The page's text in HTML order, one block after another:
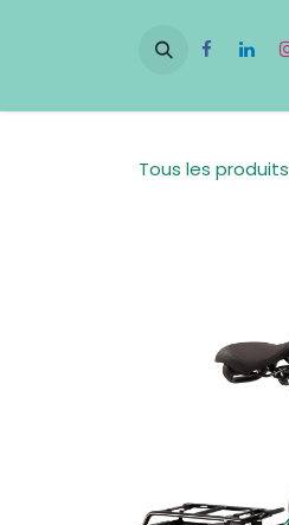
Tous les produits